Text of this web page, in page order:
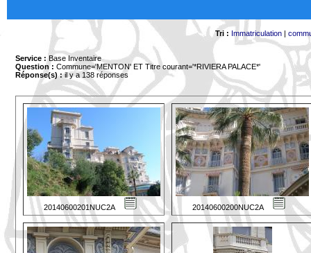
Tri : Immatriculation|
Service : Base Inventaire
Question : Commune='MENTON' ET Titre courant='*RIVIERA PALACE*'
Réponse(s) :il y a 138 réponses
20140600201NUC2A 20140600200NUC2A